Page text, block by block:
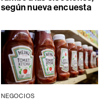
según nueva encuesta
NEGOCIOS